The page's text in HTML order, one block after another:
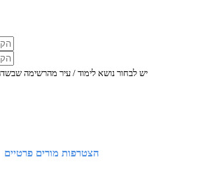
*יש לבחור נושא לימוד / עיר מהרשימה
הצטרפות מורים פרטיים